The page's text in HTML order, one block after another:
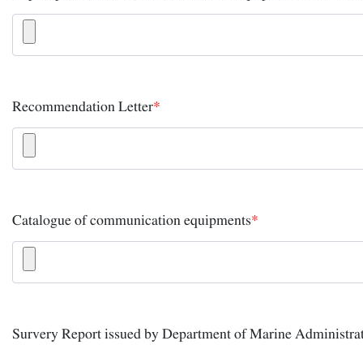
Recommendation Letter*
Catalogue of communication equipments*
Survery Report issued by Department of Marine